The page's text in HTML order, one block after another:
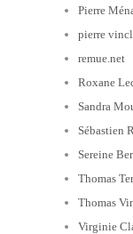
Pierre
pierre
remue.net
Roxane
Sandra
Sébastien
Sereine
Thomas
Thomas
Virginie